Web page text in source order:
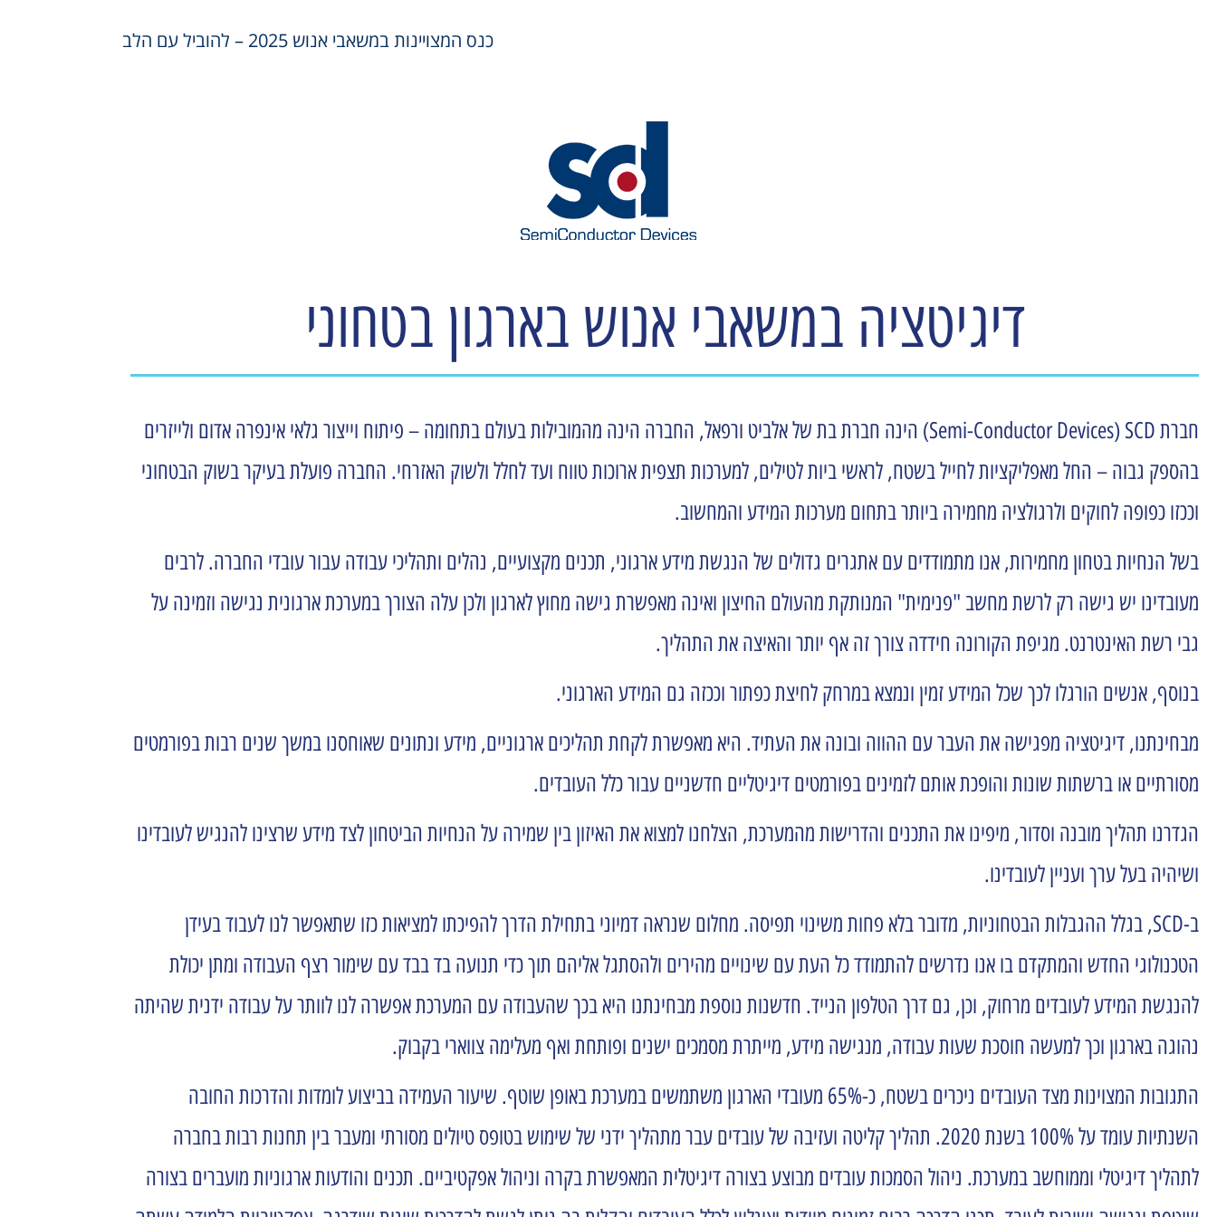
כנס המצויינות במשאבי אנוש 2025 – להוביל עם הלב
דיגיטציה במשאבי אנוש בארגון בטחוני
חברת Semi-Conductor Devices) SCD) הינה חברת בת של אלביט ורפאל, החברה הינה מהמובילות בעולם בתחומה – פיתוח וייצור גלאי אינפרה אדום ולייזרים
בהספק גבוה – החל מאפליקציות לחייל בשטח, לראשי ביות לטילים, למערכות תצפית ארוכות טווח ועד לחלל ולשוק האזרחי. החברה פועלת בעיקר בשוק הבטחוני
וככזו כפופה לחוקים ולרגולציה מחמירה ביותר בתחום מערכות המידע והמחשוב.
בשל הנחיות בטחון מחמירות, אנו מתמודדים עם אתגרים גדולים של הנגשת מידע ארגוני, תכנים מקצועיים, נהלים ותהליכי עבודה עבור עובדי החברה. לרבים
מעובדינו יש גישה רק לרשת מחשב "פנימית" המנותקת מהעולם החיצון ואינה מאפשרת גישה מחוץ לארגון ולכן עלה הצורך במערכת ארגונית נגישה וזמינה על
גבי רשת האינטרנט. מגיפת הקורונה חידדה צורך זה אף יותר והאיצה את התהליך.
בנוסף, אנשים הורגלו לכך שכל המידע זמין ונמצא במרחק לחיצת כפתור וככזה גם המידע הארגוני.
מבחינתנו, דיגיטציה מפגישה את העבר עם ההווה ובונה את העתיד. היא מאפשרת לקחת תהליכים ארגוניים, מידע ונתונים שאוחסנו במשך שנים רבות בפורמטים
מסורתיים או ברשתות שונות והופכת אותם לזמינים בפורמטים דיגיטליים חדשניים עבור כלל העובדים.
הגדרנו תהליך מובנה וסדור, מיפינו את התכנים והדרישות מהמערכת, הצלחנו למצוא את האיזון בין שמירה על הנחיות הביטחון לצד מידע שרצינו להנגיש לעובדינו
ושיהיה בעל ערך ועניין לעובדינו.
ב-SCD, בגלל ההגבלות הבטחוניות, מדובר בלא פחות משינוי תפיסה. מחלום שנראה דמיוני בתחילת הדרך להפיכתו למציאות כזו שתאפשר לנו לעבוד בעידן
הטכנולוגי החדש והמתקדם בו אנו נדרשים להתמודד כל העת עם שינויים מהירים ולהסתגל אליהם תוך כדי תנועה בד בבד עם שימור רצף העבודה ומתן יכולת
להנגשת המידע לעובדים מרחוק, וכן, גם דרך הטלפון הנייד. חדשנות נוספת מבחינתנו היא בכך שהעבודה עם המערכת אפשרה לנו לוותר על עבודה ידנית שהיתה
נהוגה בארגון וכך למעשה חוסכת שעות עבודה, מנגישה מידע, מייתרת מסמכים ישנים ופותחת ואף מעלימה צווארי בקבוק.
התגובות המצוינות מצד העובדים ניכרים בשטח, כ-65% מעובדי הארגון משתמשים במערכת באופן שוטף. שיעור העמידה בביצוע לומדות והדרכות החובה
השנתיות עומד על 100% בשנת 2020.
תהליך קליטה ועזיבה של עובדים עבר מתהליך ידני של שימוש בטופס טיולים מסורתי ומעבר בין תחנות רבות בחברה
לתהליך דיגיטלי וממוחשב במערכת. ניהול הסמכות עובדים מבוצע בצורה דיגיטלית המאפשרת בקרה וניהול אפקטיביים. תכנים והודעות ארגוניות מועברים בצורה